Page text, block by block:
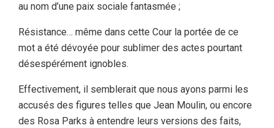
au nom d’une paix sociale fantasmée ;
Résistance… même dans cette Cour la portée de ce
mot a été dévoyée pour sublimer des actes pourtant
désespérément ignobles.
Effectivement, il semblerait que nous ayons parmi les
accusés des figures telles que Jean Moulin, ou encore
des Rosa Parks à entendre leurs versions des faits,